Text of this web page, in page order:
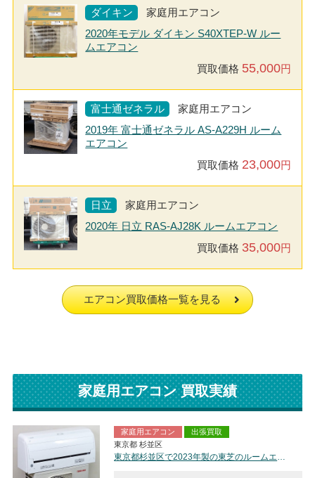
ダイキン
家庭用エアコン
2020年モデル ダイキン S40XTEP-W ルー
ムエアコン
買取価格 55,000円
富士通ゼネラル
家庭用エアコン
2019年 富士通ゼネラル AS-A229H ルーム
エアコン
買取価格 23,000円
日立
家庭用エアコン
2020年 日立 RAS-AJ28K ルームエアコン
買取価格 35,000円
エアコン買取価格一覧を見る
家庭用エアコン 買取実績
家庭用エアコン
出張買取
東京都 杉並区
東京都杉並区で2023年製の東芝のルームエアコン【中古品】を買取しました。